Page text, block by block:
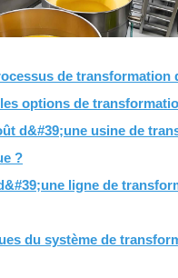
de transformation
options de
d&#39;une usine de
?
ligne de
du système de